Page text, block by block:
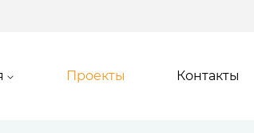
Проекты Контакты